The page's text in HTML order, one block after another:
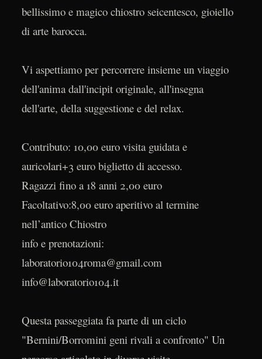
bellissimo e magico chiostro seicentesco, gioiello
di arte barocca.
Vi aspettiamo per percorrere insieme un viaggio
dell'anima dall'incipit originale, all'insegna
dell'arte, della suggestione e del relax.
Contributo: 10,00 euro visita guidata e
auricolari+3 euro biglietto di accesso.
Ragazzi fino a 18 anni 2,00 euro
Facoltativo:8,00 euro aperitivo al termine
nell’antico Chiostro
info e prenotazioni:
laboratorio104roma@gmail.com
info@laboratorio104.it
Questa passeggiata fa parte di un ciclo
"Bernini/Borromini geni rivali a confronto" Un